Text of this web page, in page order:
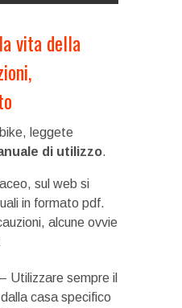
vita della
leggete
di utilizzo.
sul web si
in formato pdf.
alcune ovvie
– Utilizzare sempre il
casa specifico